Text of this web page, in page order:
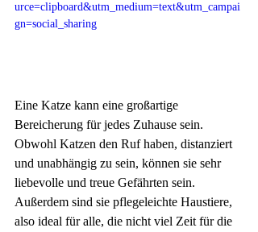
urce=clipboard&utm_medium=text&utm_campai
gn=social_sharing
Eine Katze kann eine großartige
Bereicherung für jedes Zuhause sein.
Obwohl Katzen den Ruf haben, distanziert
und unabhängig zu sein, können sie sehr
liebevolle und treue Gefährten sein.
Außerdem sind sie pflegeleichte Haustiere,
also ideal für alle, die nicht viel Zeit für die